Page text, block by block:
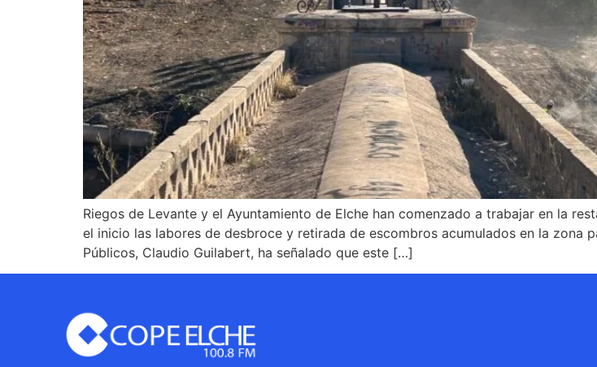
Riegos de Levante y el Ayuntamiento de Elche han comenzado a trabajar en la
el inicio las labores de desbroce y retirada de escombros acumulados en la zona
Públicos, Claudio Guilabert, ha señalado que este […]